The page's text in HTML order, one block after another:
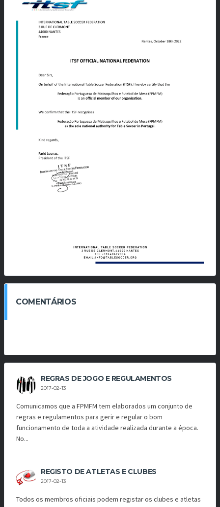
COMENTÁRIOS
REGRAS DE JOGO E REGULAMENTOS
2017-02-13
Comunicamos que a FPMFM tem elaborados um conjunto de
regras e regulamentos para gerir e regular o bom
funcionamento de toda a atividade realizada durante a época.
No...
REGISTO DE ATLETAS E CLUBES
2017-02-13
Todos os membros oficiais podem registar os clubes e atletas